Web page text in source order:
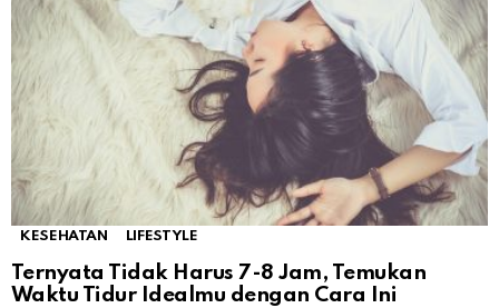
KESEHATAN LIFESTYLE
Ternyata Tidak Harus 7-8 Jam, Temukan
Waktu Tidur Idealmu dengan Cara Ini